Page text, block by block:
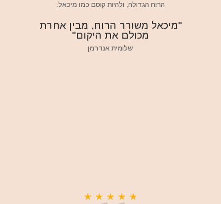
הרוח הגדולה, ולהיות קוסם כמו מיכאל.
"מיכאל משורר הרוח, מבין אחרת
מכולם את היקום"
שלומית אנדרמן
★
★
★
★
★